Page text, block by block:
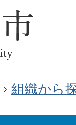
組織から